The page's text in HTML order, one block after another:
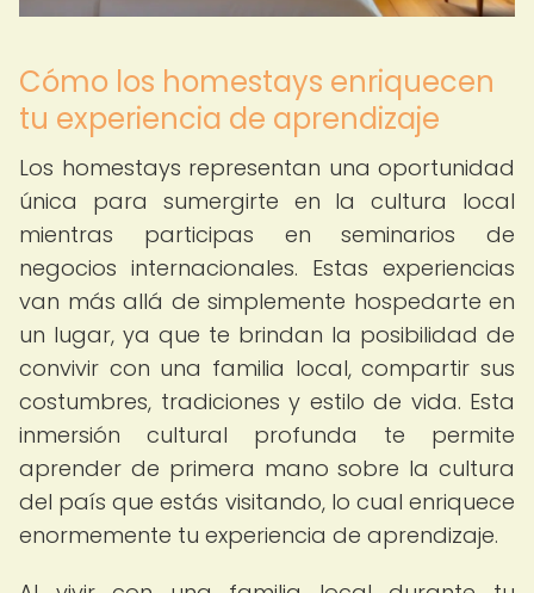
Cómo los homestays enriquecen
tu experiencia de aprendizaje
Los homestays representan una oportunidad
única para sumergirte en la cultura local
mientras participas en seminarios de
negocios internacionales. Estas experiencias
van más allá de simplemente hospedarte en
un lugar, ya que te brindan la posibilidad de
convivir con una familia local, compartir sus
costumbres, tradiciones y estilo de vida. Esta
inmersión cultural profunda te permite
aprender de primera mano sobre la cultura
del país que estás visitando, lo cual enriquece
enormemente tu experiencia de aprendizaje.